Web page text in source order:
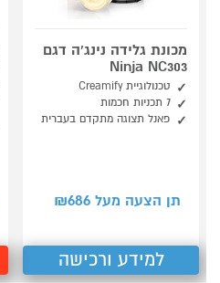
מכונת גלידה נינג'ה דגם
Ninja NC303
טכנולוגיית Creamify
7 תכניות חכמות
פאנל תצוגה מתקדם בעברית
תן הצעה מעל ₪ 686
למידע ורכישה